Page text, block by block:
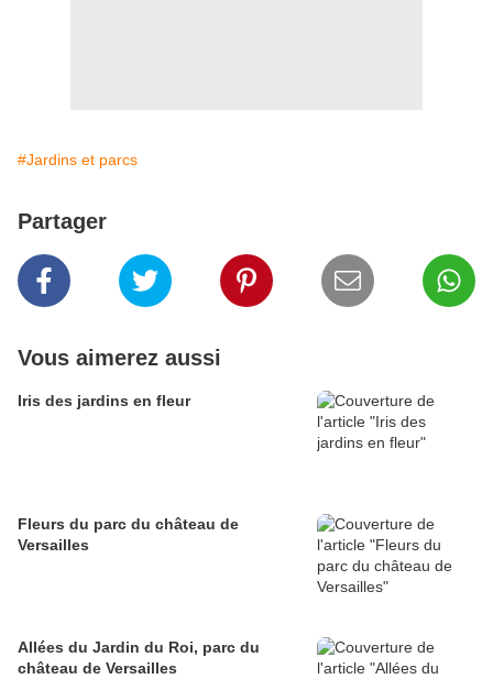
#Jardins et parcs
Partager
Vous aimerez aussi
Iris des jardins en fleur
Fleurs du parc du château de
Versailles
Allées du Jardin du Roi, parc du
château de Versailles